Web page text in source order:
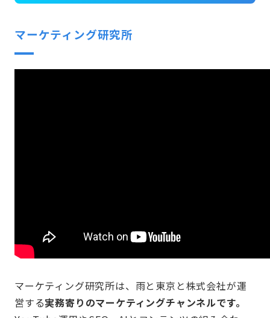
マーケティング研究所
マーケティング研究所は、雨と東京と株式会社が運
営する実務寄りのマーケティングチャンネルです。